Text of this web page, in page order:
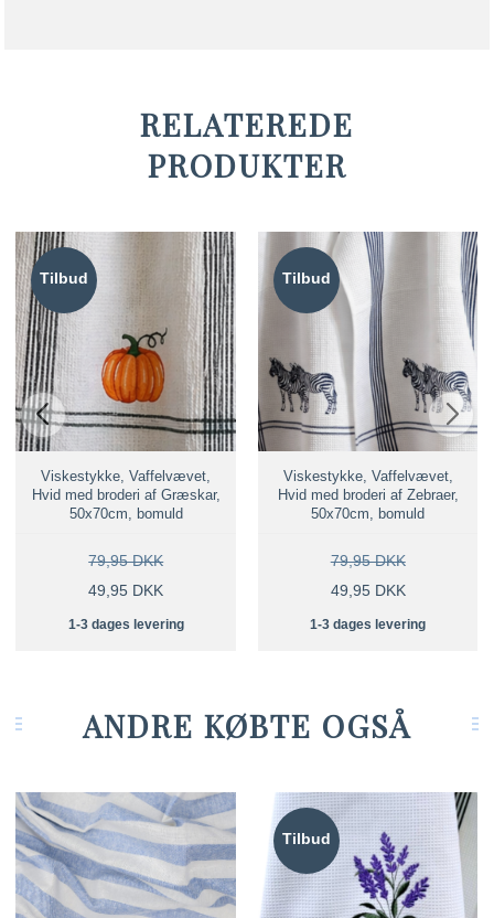
RELATEREDE
PRODUKTER
Tilbud
Viskestykke, Vaffelvævet,
Hvid med broderi af Græskar,
50x70cm, bomuld
79,95 DKK
49,95 DKK
1-3 dages levering
Tilbud
Viskestykke, Vaffelvævet,
Hvid med broderi af Zebraer,
50x70cm, bomuld
79,95 DKK
49,95 DKK
1-3 dages levering
ANDRE KØBTE OGSÅ
Tilbud